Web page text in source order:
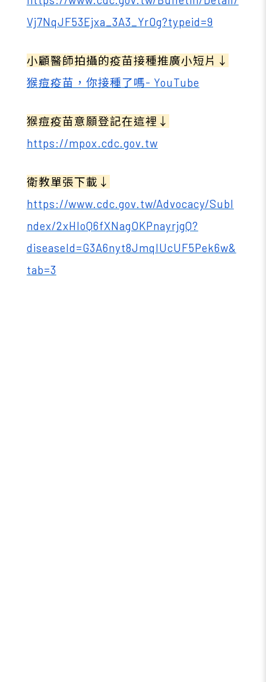
Vj7NqJF53Ejxa_3A3_Yr0g?typeid=9
小顧醫師拍攝的疫苗接種推廣小短片↓
猴痘疫苗，你接種了嗎- YouTube
猴痘疫苗意願登記在這裡↓
https://mpox.cdc.gov.tw
衛教單張下載↓
https://www.cdc.gov.tw/Advocacy/SubI
ndex/2xHloQ6fXNagOKPnayrjgQ?
diseaseId=G3A6nyt8JmqIUcUF5Pek6w&
tab=3